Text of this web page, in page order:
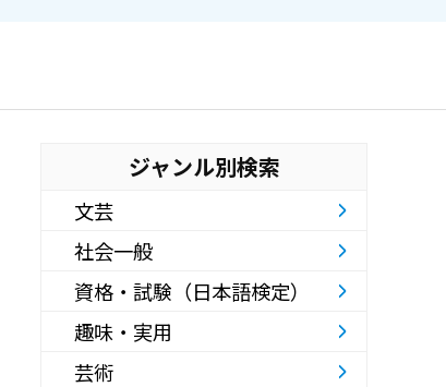
ジャンル別検索
文芸
社会一般
資格・試験（日本語検定）
趣味・実用
芸術